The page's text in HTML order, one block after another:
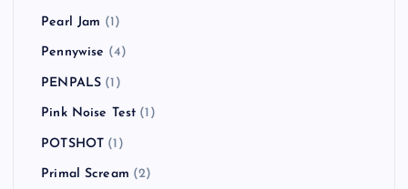
Pearl Jam (1)
Pennywise (4)
PENPALS (1)
Pink Noise Test (1)
POTSHOT (1)
Primal Scream (2)